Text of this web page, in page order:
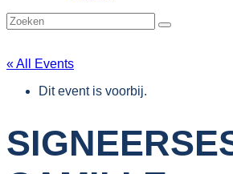
« All Events
Dit event is voorbij.